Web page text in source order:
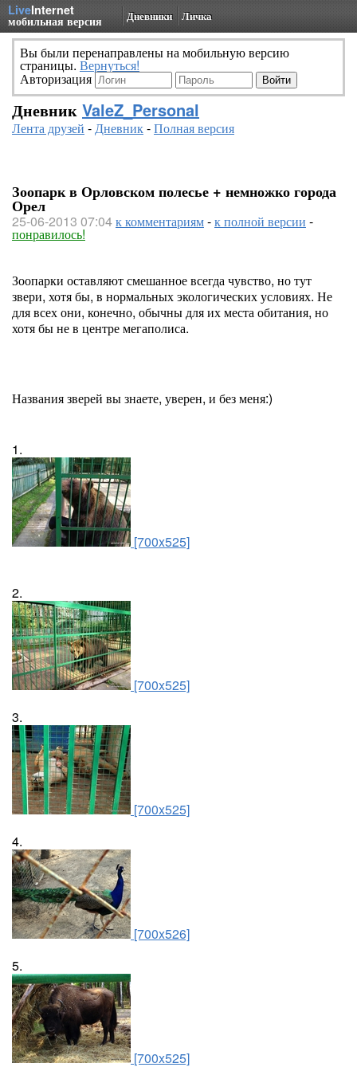
LiveInternet
мобильная версия Дневники Личка
Вы были перенаправлены на мобильную версию
страницы. Вернуться!
Авторизация
Дневник ValeZ_Personal
Лента друзей -Дневник-Полная версия
Зоопарк в Орловском полесье + немножко города
Орел
25-06-2013 07:04к комментариям-к полной версии -
понравилось!
Зоопарки оставляют смешанное всегда чувство, но тут
звери, хотя бы, в нормальных экологических условиях. Не
для всех они, конечно, обычны для их места обитания, но
хотя бы не в центре мегаполиса.
Названия зверей вы знаете, уверен, и без меня:)
1.
[700x525]
2.
[700x525]
3.
[700x525]
4.
[700x526]
5.
[700x525]